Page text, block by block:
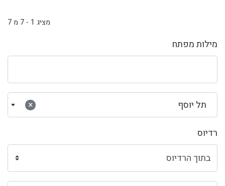
מילות מפתח
× תל יוסף
רדיוס
מציג 1 - 7 מ 7